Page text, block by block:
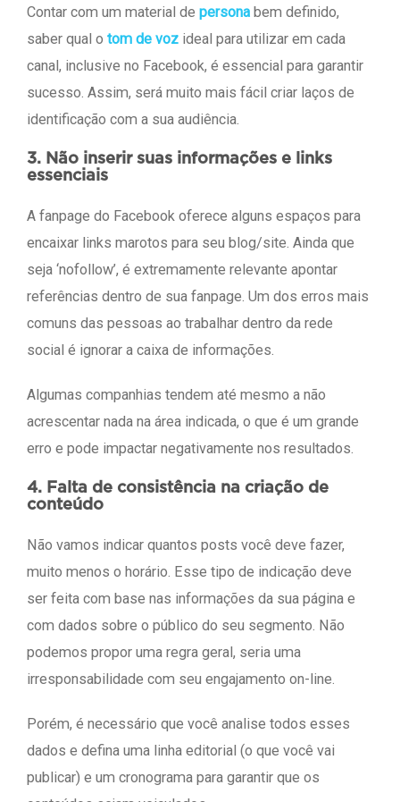
Contar com um material de persona bem definido,
saber qual o tom de voz ideal para utilizar em cada
canal, inclusive no Facebook, é essencial para garantir
sucesso. Assim, será muito mais fácil criar laços de
identificação com a sua audiência.
3. Não inserir suas informações e links
essenciais
A fanpage do Facebook oferece alguns espaços para
encaixar links marotos para seu blog/site. Ainda que
seja ‘nofollow’, é extremamente relevante apontar
referências dentro de sua fanpage. Um dos erros mais
comuns das pessoas ao trabalhar dentro da rede
social é ignorar a caixa de informações.
Algumas companhias tendem até mesmo a não
acrescentar nada na área indicada, o que é um grande
erro e pode impactar negativamente nos resultados.
4. Falta de consistência na criação de
conteúdo
Não vamos indicar quantos posts você deve fazer,
muito menos o horário. Esse tipo de indicação deve
ser feita com base nas informações da sua página e
com dados sobre o público do seu segmento. Não
podemos propor uma regra geral, seria uma
irresponsabilidade com seu engajamento on-line.
Porém, é necessário que você analise todos esses
dados e defina uma linha editorial (o que você vai
publicar) e um cronograma para garantir que os